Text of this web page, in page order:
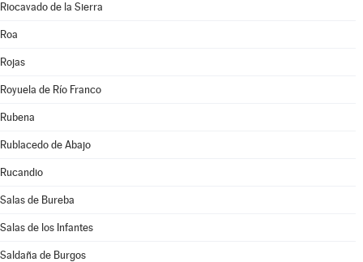
Riocavado de la Sierra
Roa
Rojas
Royuela de Río Franco
Rubena
Rublacedo de Abajo
Rucandio
Salas de Bureba
Salas de los Infantes
Saldaña de Burgos